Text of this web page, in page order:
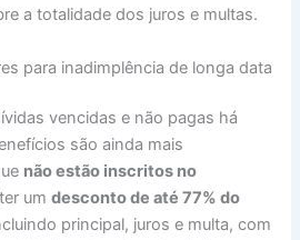
a totalidade dos juros e multas.
para inadimplência de longa data
vencidas e não pagas há
são ainda mais
não estão inscritos no
umdesconto de até 77% do
principal, juros e multa, com